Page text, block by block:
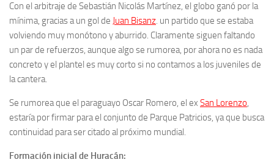
Con el arbitraje de Sebastián Nicolás Martínez, el globo ganó por la
mínima, gracias a un gol de Juan Bisanz. un partido que se estaba
volviendo muy monótono y aburrido. Claramente siguen faltando
un par de refuerzos, aunque algo se rumorea, por ahora no es nada
concreto y el plantel es muy corto si no contamos a los juveniles de
la cantera.
Se rumorea que el paraguayo Oscar Romero, el ex San Lorenzo,
estaría por firmar para el conjunto de Parque Patricios, ya que busca
continuidad para ser citado al próximo mundial.
Formación inicial de Huracán: